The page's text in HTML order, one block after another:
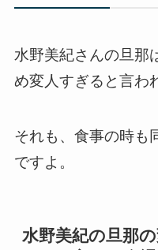
水野美紀さんの旦那
め変人すぎると言わ
それも、食事の時も
ですよ。
水野美紀の旦那